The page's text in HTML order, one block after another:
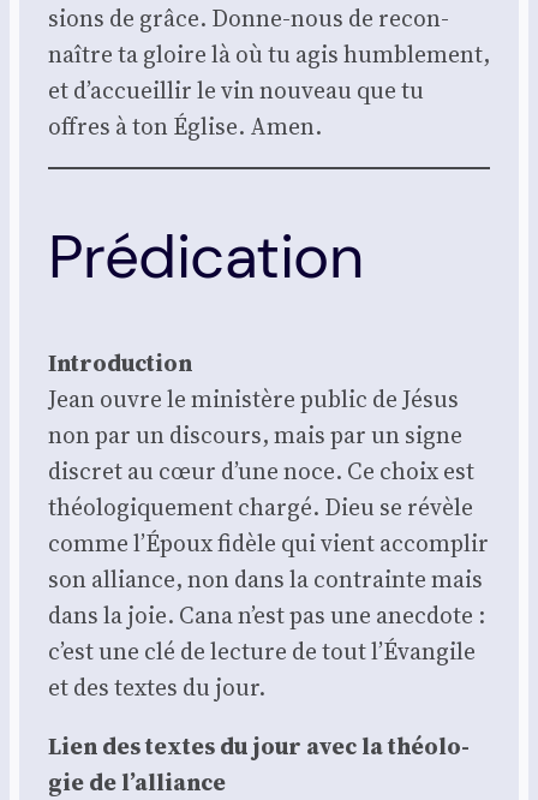
sions de grâce. Donne-nous de recon­
naître ta gloire là où tu agis hum­ble­ment,
et d’accueillir le vin nou­veau que tu
offres à ton Église. Amen.
Prédication
Intro­duc­tion
Jean ouvre le minis­tère public de Jésus
non par un dis­cours, mais par un signe
dis­cret au cœur d’une noce. Ce choix est
théo­lo­gi­que­ment char­gé. Dieu se révèle
comme l’Époux fidèle qui vient accom­plir
son alliance, non dans la contrainte mais
dans la joie. Cana n’est pas une anec­dote :
c’est une clé de lec­ture de tout l’Évangile
et des textes du jour.
Lien des textes du jour avec la théo­lo­
gie de l’alliance